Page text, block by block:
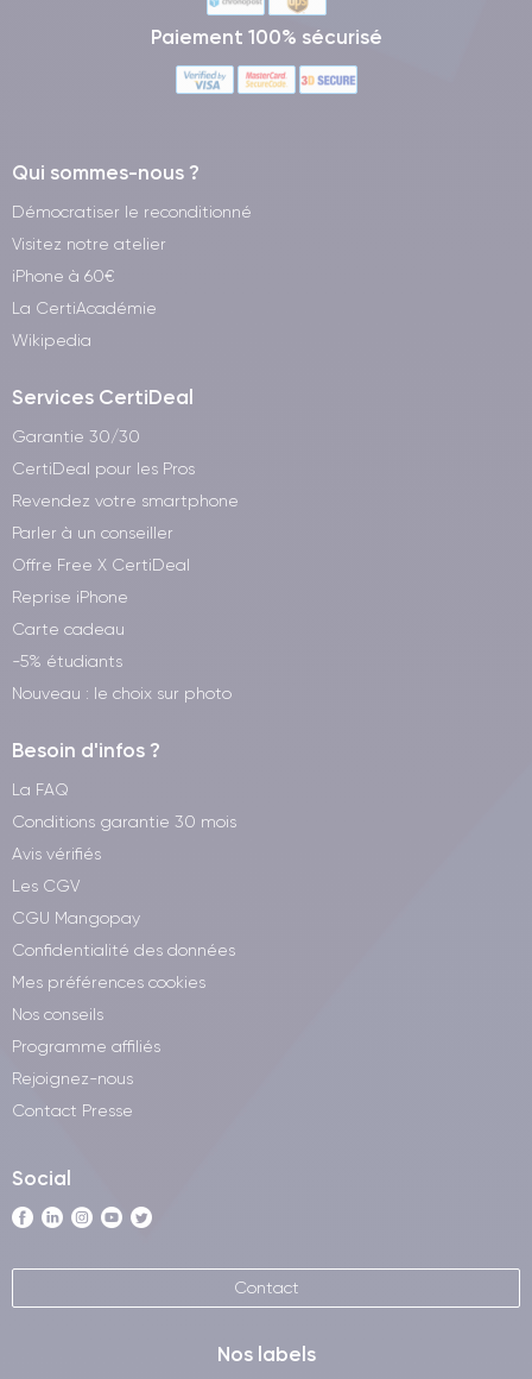
Paiement 100% sécurisé
Qui sommes-nous ?
Démocratiser le reconditionné
Visitez notre atelier
iPhone à 60€
La CertiAcadémie
Wikipedia
Services CertiDeal
Garantie 30/30
CertiDeal pour les Pros
Revendez votre smartphone
Parler à un conseiller
Offre Free X CertiDeal
Reprise iPhone
Carte cadeau
-5% étudiants
Nouveau : le choix sur photo
Besoin d'infos ?
La FAQ
Conditions garantie 30 mois
Avis vérifiés
Les CGV
CGU Mangopay
Confidentialité des données
Mes préférences cookies
Nos conseils
Programme affiliés
Rejoignez-nous
Contact Presse
Social
Contact
Nos labels